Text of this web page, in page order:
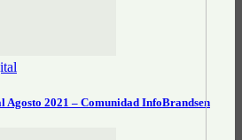
Agosto 2021 – Comunidad InfoBrandsen